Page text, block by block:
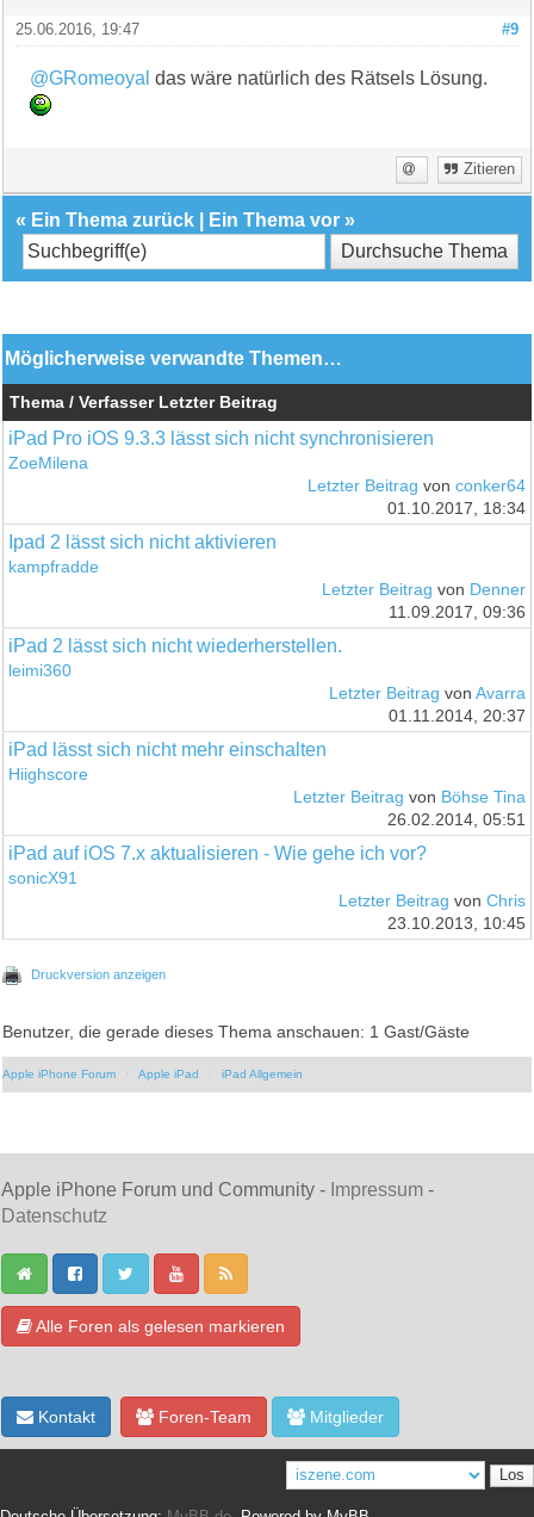
#9
25.06.2016, 19:47
@GRomeoyal das wäre natürlich des Rätsels Lösung.
Zitieren
« Ein Thema zurück Ein Thema vor »
Möglicherweise verwandte Themen…
Thema / Verfasser Letzter Beitrag
iPad Pro iOS 9.3.3 lässt sich nicht synchronisieren
ZoeMilena
Letzter Beitrag von conker64
01.10.2017, 18:34
Ipad 2 lässt sich nicht aktivieren
kampfradde
Letzter Beitrag von Denner
11.09.2017, 09:36
iPad 2 lässt sich nicht wiederherstellen.
leimi360
Letzter Beitrag von Avarra
01.11.2014, 20:37
iPad lässt sich nicht mehr einschalten
Hiighscore
Letzter Beitrag von Böhse Tina
26.02.2014, 05:51
iPad auf iOS 7.x aktualisieren - Wie gehe ich vor?
sonicX91
Letzter Beitrag von Chris
23.10.2013, 10:45
Druckversion anzeigen
Benutzer, die gerade dieses Thema anschauen: 1 Gast/Gäste
Apple iPhone Forum Apple iPad iPad Allgemein
Apple iPhone Forum und Community - Impressum -
Datenschutz
Alle Foren als gelesen markieren
Kontakt Foren-Team Mitglieder